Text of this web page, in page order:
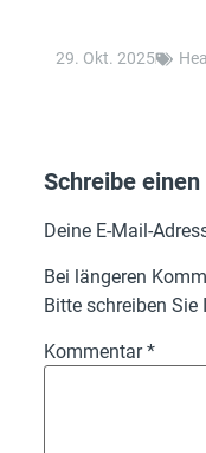
29. Okt. 2025
Schreibe
Deine E-Mail-
Bei längeren
Bitte schreiben
Kommentar*